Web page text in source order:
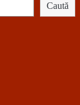
Caută